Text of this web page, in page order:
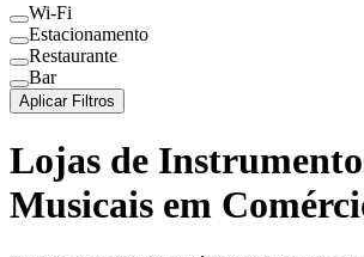
Wi-Fi
Estacionamento
Restaurante
Bar
Aplicar Filtros
Lojas de
Musicais em